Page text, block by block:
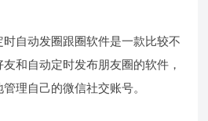
自动发圈跟圈软件是一款比较不
和自动定时发布朋友圈的软件，
理自己的微信社交账号。